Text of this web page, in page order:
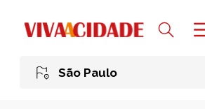
São Paulo